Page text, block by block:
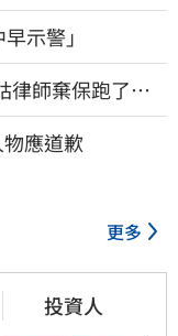
示警」
律師棄保跑了…
應道歉
更多
投資人